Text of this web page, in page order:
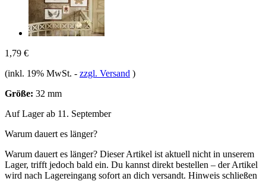
1,79 €
(inkl. 19% MwSt. - zzgl. Versand )
Größe: 32 mm
Auf Lager ab 11. September
Warum dauert es länger?
Warum dauert es länger? Dieser Artikel ist aktuell nicht in unserem
Lager, trifft jedoch bald ein. Du kannst direkt bestellen – der Artikel
wird nach Lagereingang sofort an dich versandt. Hinweis schließen